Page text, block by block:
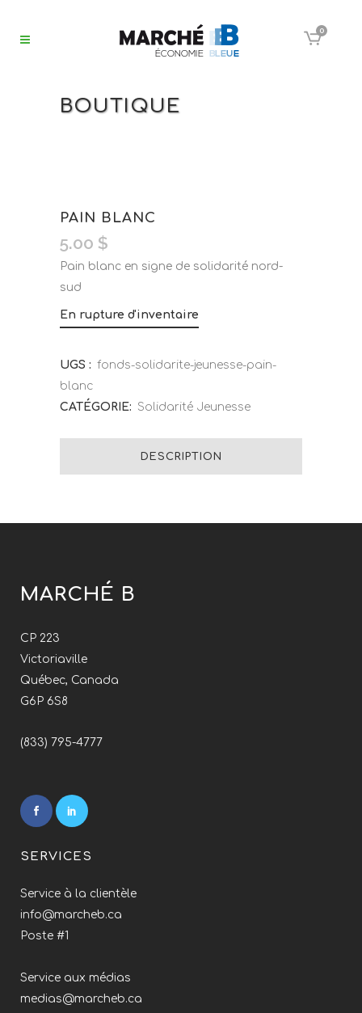
0
BOUTIQUE
PAIN BLANC
5.00 $
Pain blanc en signe de solidarité nord-
sud
En rupture d'inventaire
UGS : fonds-solidarite-jeunesse-pain-
blanc
CATÉGORIE: Solidarité Jeunesse
DESCRIPTION
MARCHÉ B
CP 223
Victoriaville
Québec, Canada
G6P 6S8
(833) 795-4777
SERVICES
Service à la clientèle
info@marcheb.ca
Poste #1
Service aux médias
medias@marcheb.ca